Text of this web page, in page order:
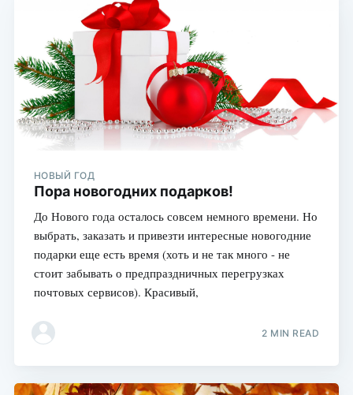
НОВЫЙ ГОД
Пора новогодних подарков!
До Нового года осталось совсем немного времени. Но
выбрать, заказать и привезти интересные новогодние
подарки еще есть время (хоть и не так много - не
стоит забывать о предпраздничных перегрузках
почтовых сервисов). Красивый,
2 MIN READ